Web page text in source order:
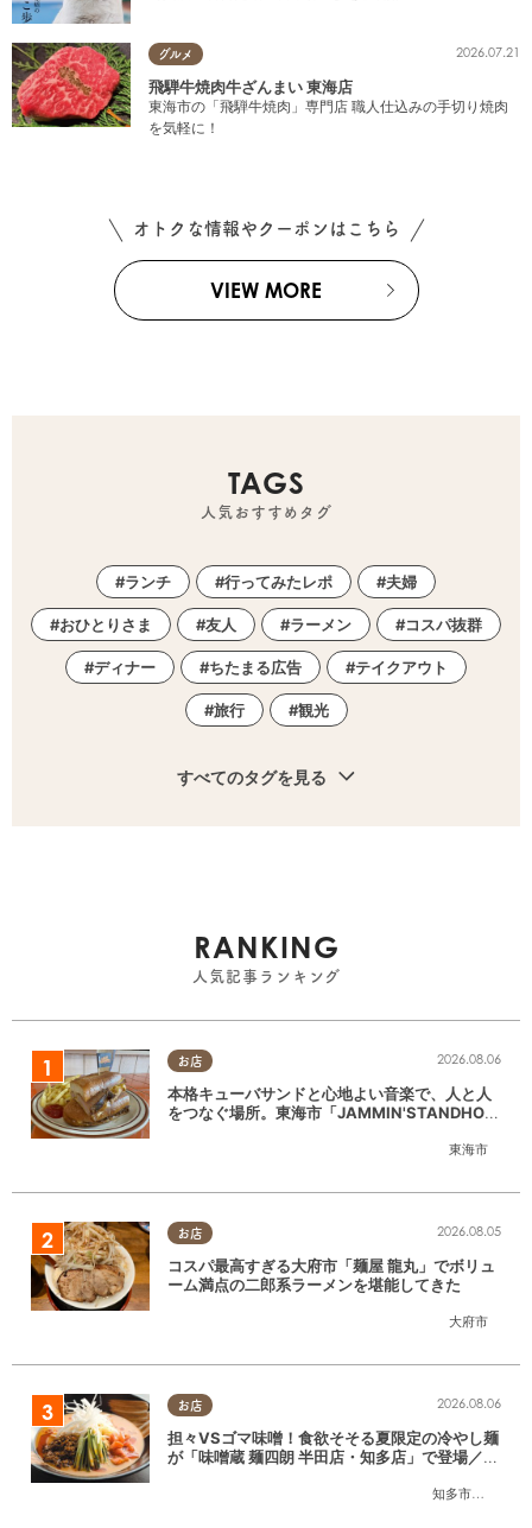
グルメ 2026.07.21
飛騨牛焼肉牛ざんまい 東海店
東海市の「飛騨牛焼肉」専門店 職人仕込みの手切り焼肉
を気軽に！
オトクな情報やクーポンはこちら
VIEW MORE
TAGS
人気おすすめタグ
ランチ 行ってみたレポ 夫婦
おひとりさま 友人 ラーメン コスパ抜群
ディナー ちたまる広告 テイクアウト
旅行 観光
すべてのタグを見る
RANKING
人気記事ランキング
お店
東海市
2026.08.06
本格キューバサンドと心地よい音楽で、人と人
をつなぐ場所。東海市「JAMMIN'STANDHOU
お店
大府市
2026.08.05
コスパ最高すぎる大府市「麺屋 龍丸」でボリュ
ーム満点の二郎系ラーメンを堪能してきた
お店
知多市半田市
2026.08.06
担々VSゴマ味噌！食欲そそる夏限定の冷やし麺
が「味噌蔵 麺四朗 半田店・知多店」で登場／ち